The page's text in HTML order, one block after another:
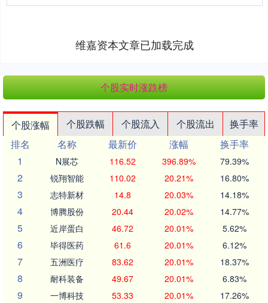
维嘉资本文章已加载完成
个股实时涨跌榜
个股涨幅 个股跌幅 个股流入 个股流出
换手率
排名
名称 最新价 涨幅
换手率
1
N展芯 116.52 396.89% 79.39%
2 锐翔智能 110.02 20.21% 16.80%
3 志特新材 14.8 20.03% 14.18%
4 博腾股份 20.44 20.02% 14.77%
5 近岸蛋白 46.72 20.01% 5.62%
6 毕得医药 61.6 20.01% 6.12%
7 五洲医疗 83.62 20.01% 18.37%
8 耐科装备 49.67 20.01% 6.83%
9 一博科技 53.33 20.01% 17.26%